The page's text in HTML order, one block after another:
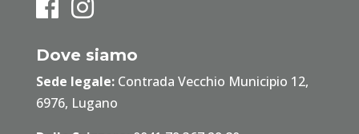
Dove siamo
Sede legale:Contrada Vecchio Municipio 12,
6976, Lugano